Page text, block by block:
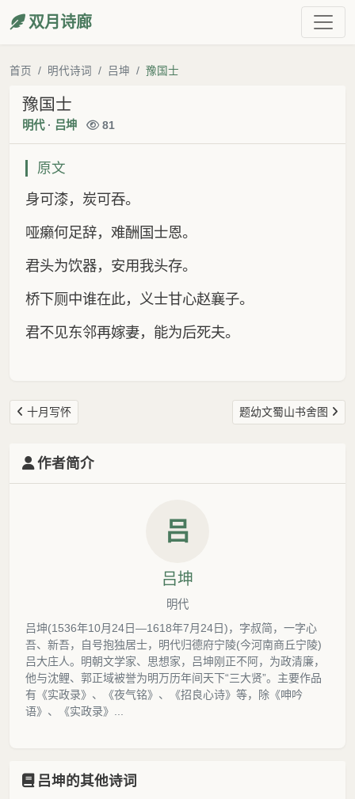
双月诗廊
首页 明代诗词 吕坤 豫国士
豫国士
明代· 吕坤 81
原文
身可漆，炭可吞。
哑癞何足辞，难酬国士恩。
君头为饮器，安用我头存。
桥下厕中谁在此，义士甘心赵襄子。
君不见东邻再嫁妻，能为后死夫。
十月写怀 题幼文蜀山书舍图
作者简介
吕
吕坤
明代
吕坤(1536年10月24日—1618年7月24日)，字叔简，一字心
吾、新吾，自号抱独居士，明代归德府宁陵(今河南商丘宁陵)
吕大庄人。明朝文学家、思想家，吕坤刚正不阿，为政清廉，
他与沈鲤、郭正域被誉为明万历年间天下“三大贤”。主要作品
有《实政录》、《夜气铭》、《招良心诗》等，除《呻吟
语》、《实政录》...
吕坤的其他诗词